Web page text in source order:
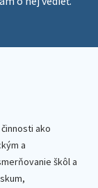
ako
a
škôl a